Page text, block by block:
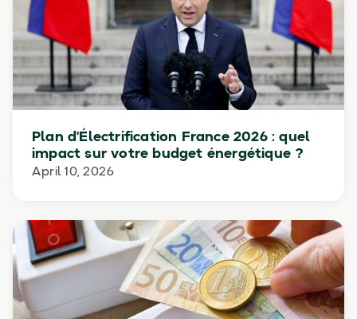
Plan d'Électrification France 2026 : quel
impact sur votre budget énergétique ?
April 10, 2026